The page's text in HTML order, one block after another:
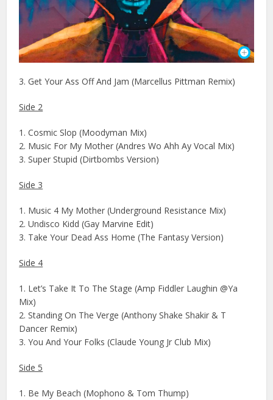
3. Get Your Ass Off And Jam (Marcellus Pittman Remix)
Side 2
1. Cosmic Slop (Moodyman Mix)
2. Music For My Mother (Andres Wo Ahh Ay Vocal Mix)
3. Super Stupid (Dirtbombs Version)
Side 3
1. Music 4 My Mother (Underground Resistance Mix)
2. Undisco Kidd (Gay Marvine Edit)
3. Take Your Dead Ass Home (The Fantasy Version)
Side 4
1. Let’s Take It To The Stage (Amp Fiddler Laughin @Ya
Mix)
2. Standing On The Verge (Anthony Shake Shakir & T
Dancer Remix)
3. You And Your Folks (Claude Young Jr Club Mix)
Side 5
1. Be My Beach (Mophono & Tom Thump)